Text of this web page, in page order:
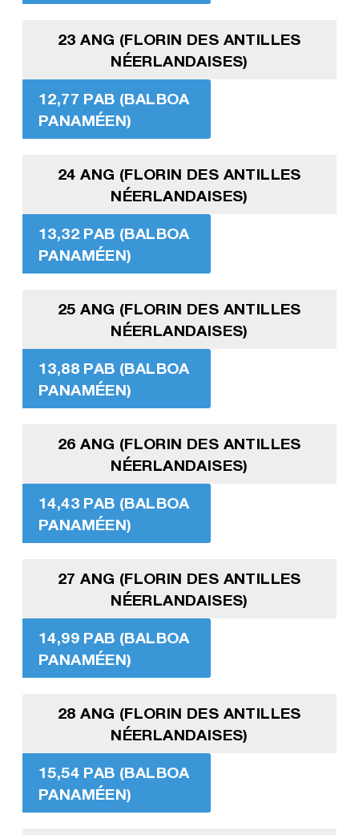
23 ANG (FLORIN DES ANTILLES
NÉERLANDAISES)
12,77 PAB (BALBOA
PANAMÉEN)
24 ANG (FLORIN DES ANTILLES
NÉERLANDAISES)
13,32 PAB (BALBOA
PANAMÉEN)
25 ANG (FLORIN DES ANTILLES
NÉERLANDAISES)
13,88 PAB (BALBOA
PANAMÉEN)
26 ANG (FLORIN DES ANTILLES
NÉERLANDAISES)
14,43 PAB (BALBOA
PANAMÉEN)
27 ANG (FLORIN DES ANTILLES
NÉERLANDAISES)
14,99 PAB (BALBOA
PANAMÉEN)
28 ANG (FLORIN DES ANTILLES
NÉERLANDAISES)
15,54 PAB (BALBOA
PANAMÉEN)